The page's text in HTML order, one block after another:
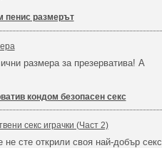
пенис размерът
размера за презерватива! А
кондом безопасен секс
секс играчки (Част 2)
сте открили своя най-добър секс